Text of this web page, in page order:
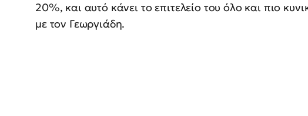
20%, και αυτό κάνει το επιτελείο του όλο και πιο
με τον Γεωργιάδη.